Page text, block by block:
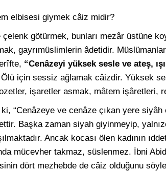
elbisesi giymek câiz midir?
götürmek, bunları mezâr üstüne
gayrımüslimlerin âdetidir.
“Cenâzeyi yüksek sesle ve ateş,
için sessiz ağlamak câizdir. Yüksek
işaretler asmak, mâtem işâretleri,
ki, “Cenâzeye ve cenâze çıkan yere
Başka zaman siyah giyinmeyip,
Ancak kocası ölen kadının
mücevher takmaz, süslenmez. İbni
dört mezhebde de câiz olduğunu